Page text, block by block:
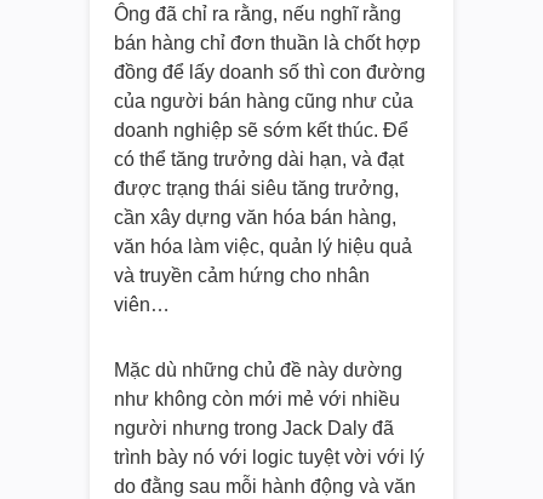
Ông đã chỉ ra rằng, nếu nghĩ rằng
bán hàng chỉ đơn thuần là chốt hợp
đồng để lấy doanh số thì con đường
của người bán hàng cũng như của
doanh nghiệp sẽ sớm kết thúc. Để
có thể tăng trưởng dài hạn, và đạt
được trạng thái siêu tăng trưởng,
cần xây dựng văn hóa bán hàng,
văn hóa làm việc, quản lý hiệu quả
và truyền cảm hứng cho nhân
viên…
Mặc dù những chủ đề này dường
như không còn mới mẻ với nhiều
người nhưng trong Jack Daly đã
trình bày nó với logic tuyệt vời với lý
do đằng sau mỗi hành động và văn